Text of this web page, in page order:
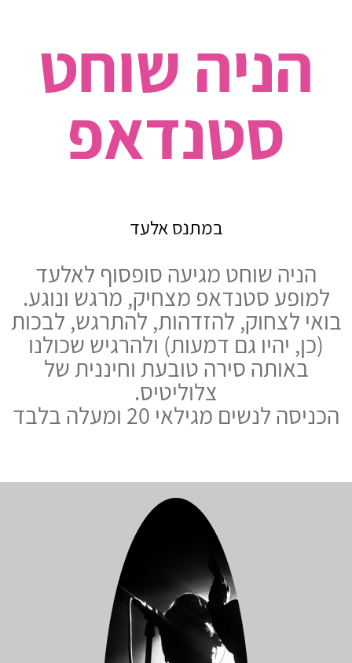
הניה שוחט
סטנדאפ
במתנס אלעד
הניה שוחט מגיעה סופסוף לאלעד
למופע סטנדאפ מצחיק, מרגש ונוגע.
בואי לצחוק, להזדהות, להתרגש, לבכות
(כן, יהיו גם דמעות) ולהרגיש שכולנו
באותה סירה טובעת וחיננית של
צלוליטיס.
הכניסה לנשים מגילאי 20 ומעלה בלבד